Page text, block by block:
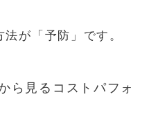
が「予防」です。
ら見るコストパフォ